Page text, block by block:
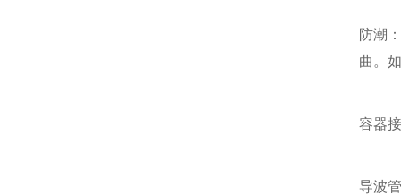
防潮
曲。
容器
导波